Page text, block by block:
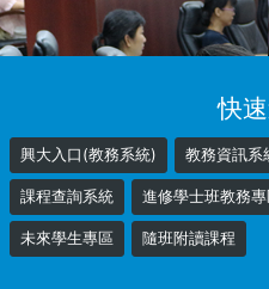
快
興大入口(教務系統) 教務資訊系
課程查詢系統 進修學士班教務
未來學生專區 隨班附讀課程